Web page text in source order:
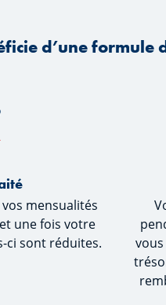
d’une
mensualités
une fois votre
ci sont réduites.